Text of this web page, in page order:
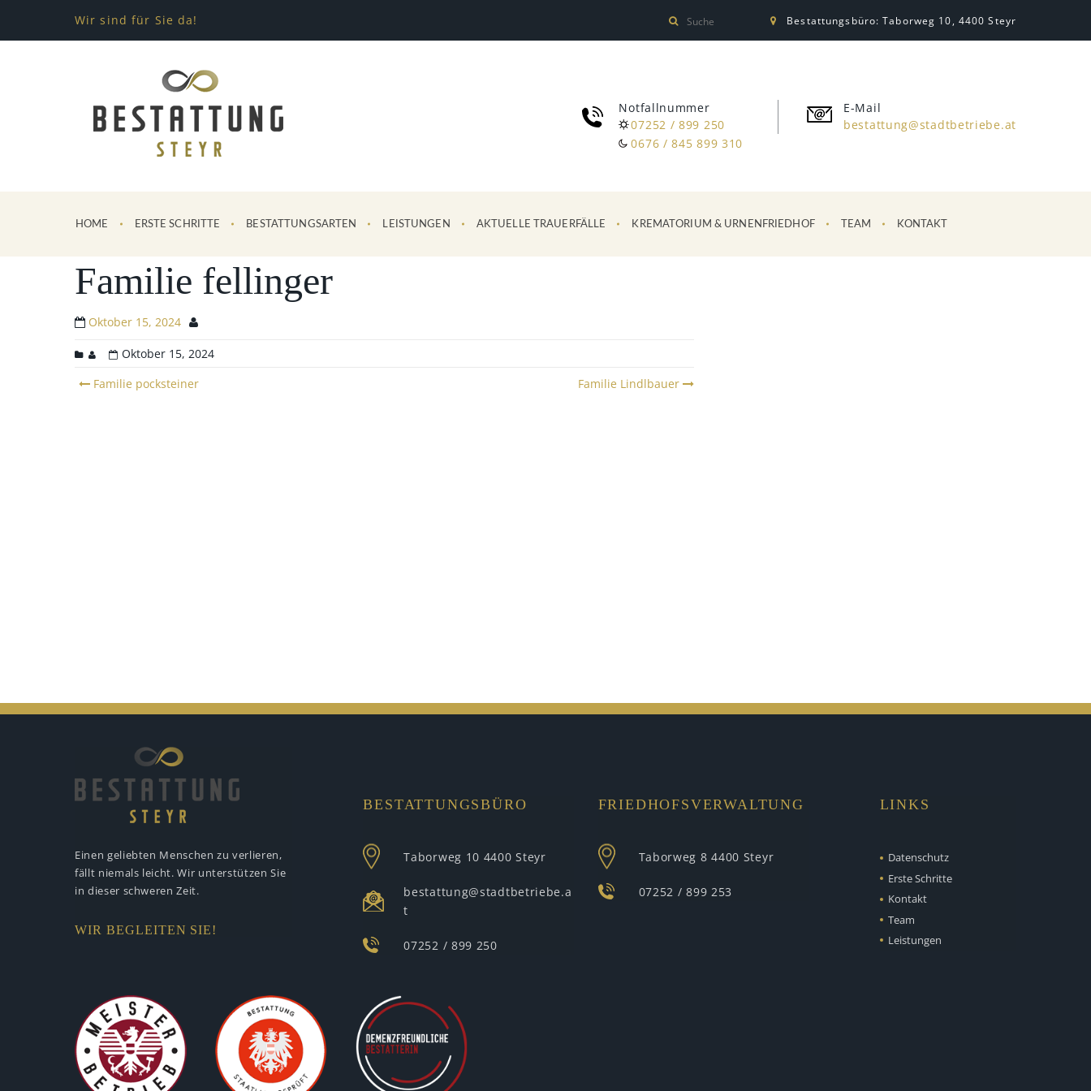
Wir sind für Sie da! Bestattungsbüro: Taborweg 10, 4400 Steyr
Notfallnummer
07252 / 899 250
0676 / 845 899 310
E-Mail
bestattung@stadtbetriebe.at
HOME ERSTE SCHRITTE BESTATTUNGSARTEN LEISTUNGEN AKTUELLE TRAUERFÄLLE KREMATORIUM & URNENFRIEDHOF TEAM KONTAKT
Familie fellinger
Oktober 15, 2024
Oktober 15, 2024
Post
Familie pocksteiner Familie Lindlbauer
Einen geliebten Menschen zu verlieren,
fällt niemals leicht. Wir unterstützen Sie
in dieser schweren Zeit.
WIR BEGLEITEN SIE!
BESTATTUNGSBÜRO
Taborweg 10 4400 Steyr
bestattung@stadtbetriebe.a
t
07252 / 899 250
FRIEDHOFSVERWALTUNG
Taborweg 8 4400 Steyr
07252 / 899 253
LINKS
Datenschutz
Erste Schritte
Kontakt
Team
Leistungen